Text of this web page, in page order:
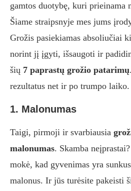
gamtos duotybę, kuri prieinama
Šiame straipsnyje mes jums
Grožis pasiekiamas absoliučiai
norint jį įgyti, išsaugoti ir
šių 7 paprastų grožio patarimų
rezultatus net ir po trumpo laiko.
1. Malonumas
Taigi, pirmoji ir svarbiausia
malonumas. Skamba
mokė, kad gyvenimas yra
malonus. Ir jūs turėsite pakeisti